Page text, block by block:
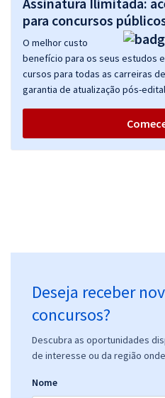
para concursos
O melhor custo
benefício para os seus estudos
cursos para todas as carreiras
garantia de atualização pós-
Deseja receber
concursos?
Descubra as oportunidades
de interesse ou da região
Nome